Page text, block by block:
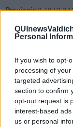
Personal
If you wish to opt-
processing of
targeted
section to confirm
opt-out request is
interest-based
us or personal
Provincia0-1819-34
Grosseto 23 55
Siena
29 53
Ricoveri con
Degenza Covid San
TI San Donato Arezzo
Degenza Covid
TI Misericordia